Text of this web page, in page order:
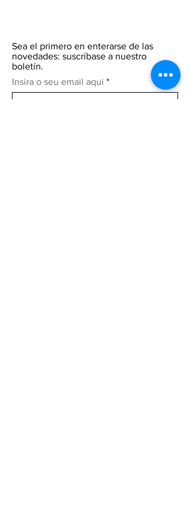
Sea el primero en enterarse de las
novedades: suscríbase a nuestro
boletín.
Insira o seu email aqui